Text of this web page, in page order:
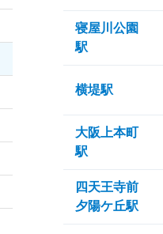
寝屋川公園
駅
横堤駅
大阪上本町
駅
四天王寺前
夕陽ケ丘駅